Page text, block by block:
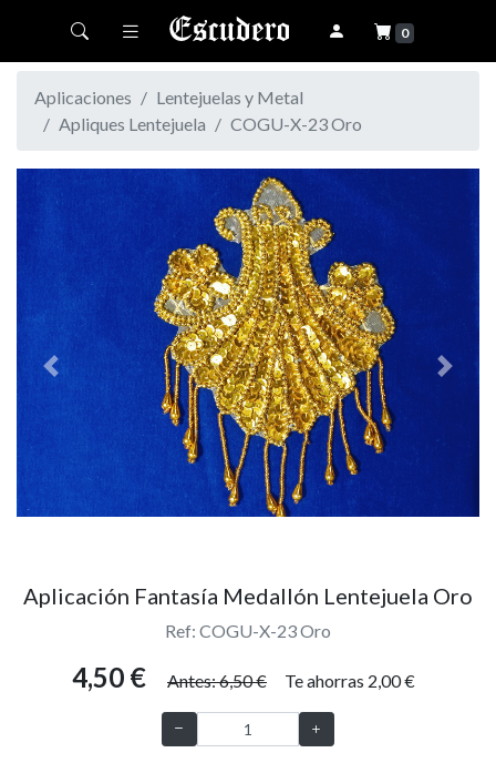
Toggle navigation 0
Aplicaciones
Lentejuelas y Metal
Apliques Lentejuela
COGU-X-23 Oro
Previous Next
Aplicación Fantasía Medallón Lentejuela Oro
Ref: COGU-X-23 Oro
4,50 € Antes: 6,50 € Te ahorras 2,00 €